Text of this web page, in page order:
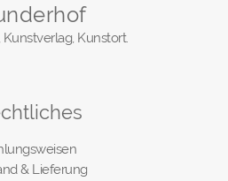
Kunstverlag, Kunstort.
& Lieferung